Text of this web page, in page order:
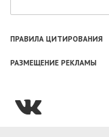
ПРАВИЛА ЦИТИРОВАНИЯ
РАЗМЕЩЕНИЕ РЕКЛАМЫ